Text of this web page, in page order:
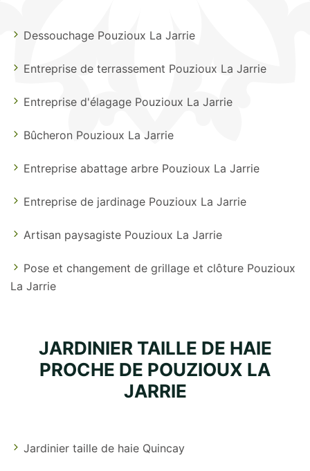
Dessouchage Pouzioux La Jarrie
Entreprise de terrassement Pouzioux La Jarrie
Entreprise d'élagage Pouzioux La Jarrie
Bûcheron Pouzioux La Jarrie
Entreprise abattage arbre Pouzioux La Jarrie
Entreprise de jardinage Pouzioux La Jarrie
Artisan paysagiste Pouzioux La Jarrie
Pose et changement de grillage et clôture Pouzioux
La Jarrie
JARDINIER TAILLE DE HAIE
PROCHE DE POUZIOUX LA
JARRIE
Jardinier taille de haie Quincay